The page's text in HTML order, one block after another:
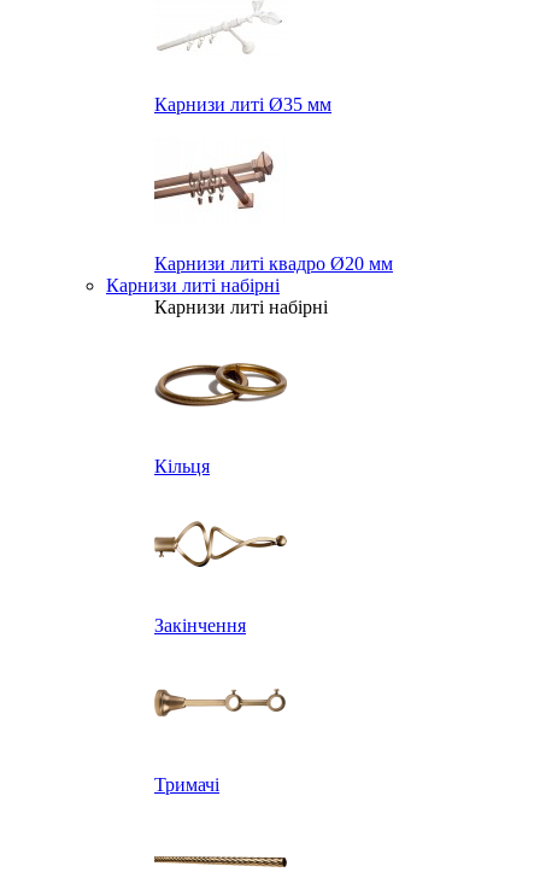
Карнизи литі Ø35 мм
Карнизи литі квадро Ø20 мм
Карнизи литі набірні
Карнизи литі набірні
Кільця
Закінчення
Тримачі